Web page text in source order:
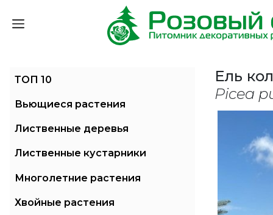
ТОП 10
Вьющиеся растения
Лиственные деревья
Лиственные кустарники
Многолетние растения
Хвойные растения
Ель
Picea